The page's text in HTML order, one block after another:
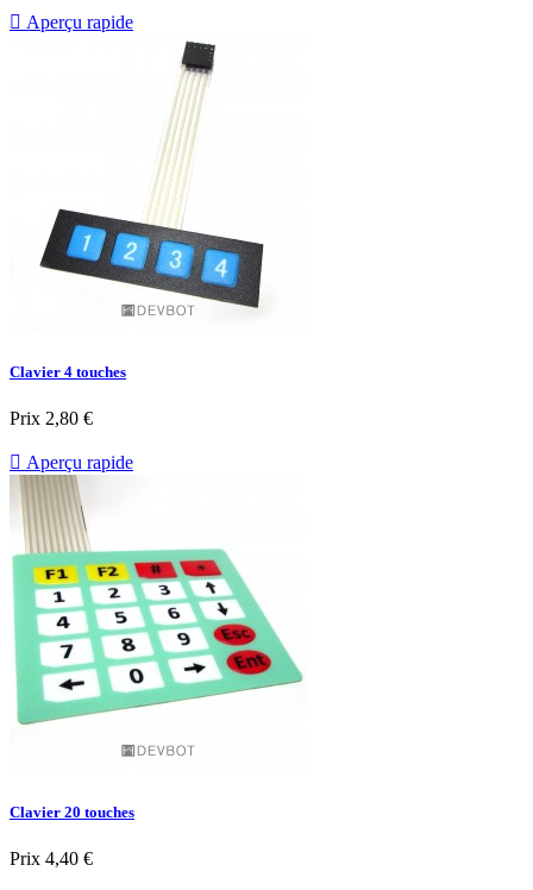
 Aperçu rapide
Clavier 4 touches
Prix 2,80 €
 Aperçu rapide
Clavier 20 touches
Prix 4,40 €